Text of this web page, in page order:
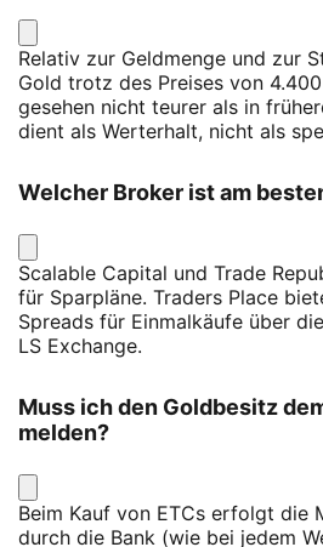
Relativ zur Geldmenge und zur
Gold trotz des Preises von
gesehen nicht teurer als in
dient als Werterhalt, nicht als
Welcher Broker ist am
Scalable Capital und Trade
für Sparpläne. Traders Place
Spreads für Einmalkäufe über
LS Exchange.
Muss ich den Goldbesitz
melden?
Beim Kauf von ETCs erfolgt die
durch die Bank (wie bei jedem